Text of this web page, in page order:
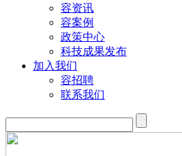
容资讯
容案例
政策中心
科技成果发布
加入我们
容招聘
联系我们